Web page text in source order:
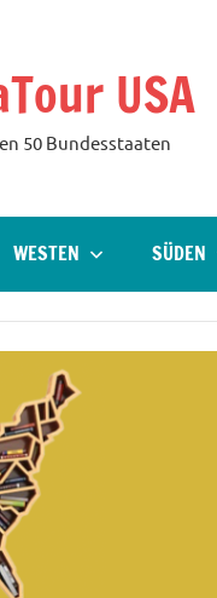
USA
50 Bundesstaaten
WESTEN SÜDEN